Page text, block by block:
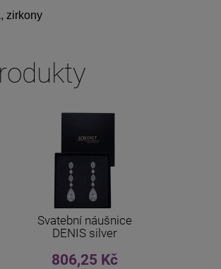
zirkony
Svatební náušnice
DENIS silver
806,25 Kč